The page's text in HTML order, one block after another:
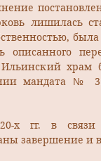
лишилась
описанного
храм
мандата №
х гг. в
завершение и